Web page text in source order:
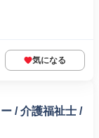
気になる
/ 介護福祉士 /